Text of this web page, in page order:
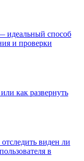
идеальный способ
и проверки
как развернуть
виден ли
в